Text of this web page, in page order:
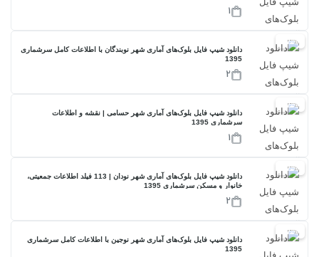
1
17%
دانلود شیپ فایل بلوک‌های آماری شهر نوبندگان با اطلاعات کامل سرشماری
1395
2
17%
دانلود شیپ فایل بلوک‌های آماری شهر حسامی | نقشه و اطلاعات
سرشماری 1395
1
17%
دانلود شیپ فایل بلوک‌های آماری شهر نودان | 113 فیلد اطلاعات جمعیتی،
خانوار و مسکن سرشماری 1395
2
17%
دانلود شیپ فایل بلوک‌های آماری شهر نوجین با اطلاعات کامل سرشماری
1395